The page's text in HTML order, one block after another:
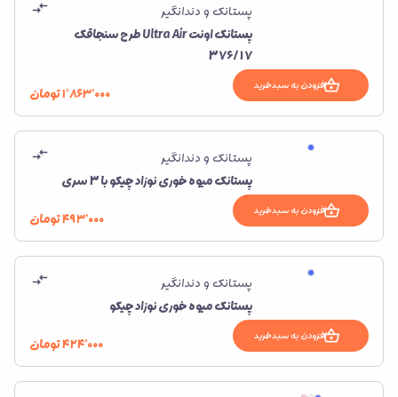
پستانک و دندانگیر
پستانک اونت Ultra Air طرح سنجاقک
376/17
افزودن به سبدخرید ۱٬۸۶۳٬۰۰۰تومان
پستانک و دندانگیر
پستانک میوه خوری نوزاد چیکو با 3 سری
افزودن به سبدخرید ۴۹۳٬۰۰۰تومان
پستانک و دندانگیر
پستانک میوه خوری نوزاد چیکو
افزودن به سبدخرید ۴۲۴٬۰۰۰تومان